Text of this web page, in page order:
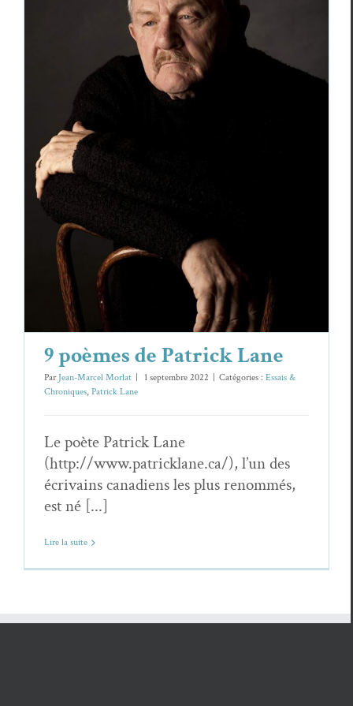
9 poèmes de Patrick Lane
Par Jean-Marcel Morlat 1 septembre 2022 Catégories : Essais &
Chroniques, Patrick Lane
Le poète Patrick Lane
(http://www.patricklane.ca/), l’un des
écrivains canadiens les plus renommés,
est né [...]
Lire la suite